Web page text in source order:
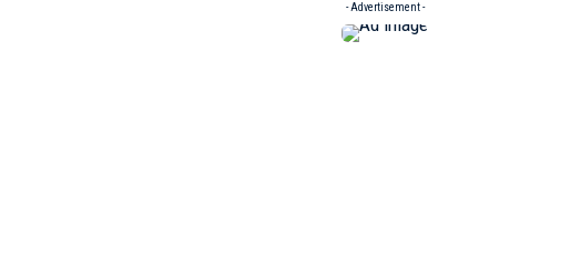
- Advertisement -